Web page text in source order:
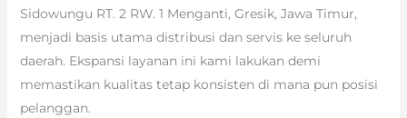
Sidowungu RT. 2 RW. 1 Menganti, Gresik, Jawa Timur,
menjadi basis utama distribusi dan servis ke seluruh
daerah. Ekspansi layanan ini kami lakukan demi
memastikan kualitas tetap konsisten di mana pun posisi
pelanggan.